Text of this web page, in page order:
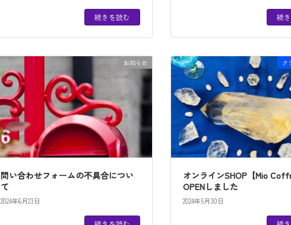
続きを読む 続
お知らせ
問い合わせフォームの不具合につい
て
2024年6月23日
ク
オンラインSHOP【Mio
OPENしました
2024年5月30日